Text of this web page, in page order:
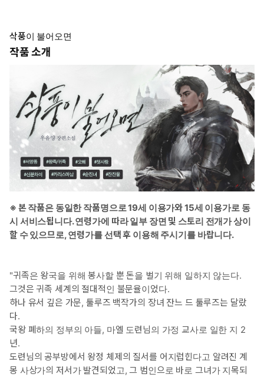
가 되었다. 일을 하는 귀족들은 같은 귀족의 체면을 갉아먹는 존재라
고 하지만 어쩔 수 없었다. 국왕 폐하의 정부의 자식 마엘 도련님을
교육하던 어느 날, 그에게 계몽 저서를 주었다는 이유로 유배령을
* 이럴 때 보세요: 차디찬 땅에서 낯선 서로에게 점차 마음의 벽이 녹
아드는 로맨스판타지가 보고 싶을 때.
* 공감 글귀: “알고 있소. 그대에 대해선 이미. 이제부터 내가 그대의
주인이니 말이오.”
삭풍이 불어오면
작품 소개
※ 본 작품은 동일한 작품명으로 19세 이용가와 15세 이용가로 동
시 서비스됩니다. 연령가에 따라 일부 장면 및 스토리 전개가 상이
할 수 있으므로, 연령가를 선택 후 이용해 주시기를 바랍니다.
"귀족은 왕국을 위해 봉사할 뿐 돈을 벌기 위해 일하지 않는다.
그것은 귀족 세계의 절대적인 불문율이었다.
하나 유서 깊은 가문, 툴루즈 백작가의 장녀 잔느 드 툴루즈는 달랐
다.
국왕 폐하의 정부의 아들, 마엘 도련님의 가정 교사로 일한 지 2
년.
도련님의 공부방에서 왕정 체제의 질서를 어지럽힌다고 알려진 계
몽 사상가의 저서가 발견되었고, 그 범인으로 바로 그녀가 지목되